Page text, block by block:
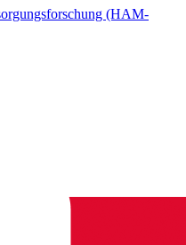
(HAM-